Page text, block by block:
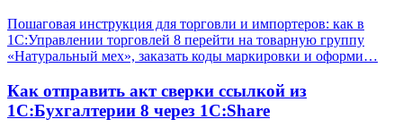
Пошаговая инструкция для торговли и импортеров: как в
1С:Управлении торговлей 8 перейти на товарную группу
«Натуральный мех», заказать коды маркировки и оформи…
Как отправить акт сверки ссылкой из
1С:Бухгалтерии 8 через 1С:Share